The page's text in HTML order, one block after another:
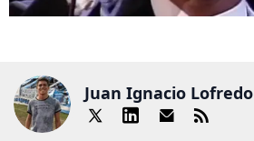
Juan Ignacio Lofredo